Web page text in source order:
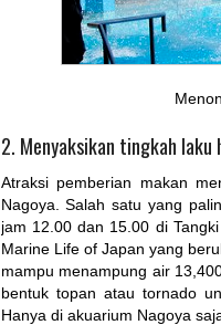
2. Menyaksikan tingkah laku
Atraksi pemberian makan
Nagoya. Salah satu yang
jam 12.00 dan 15.00 di
Marine Life of Japan yang
mampu menampung air
bentuk topan atau tornado
Hanya di akuarium Nagoya